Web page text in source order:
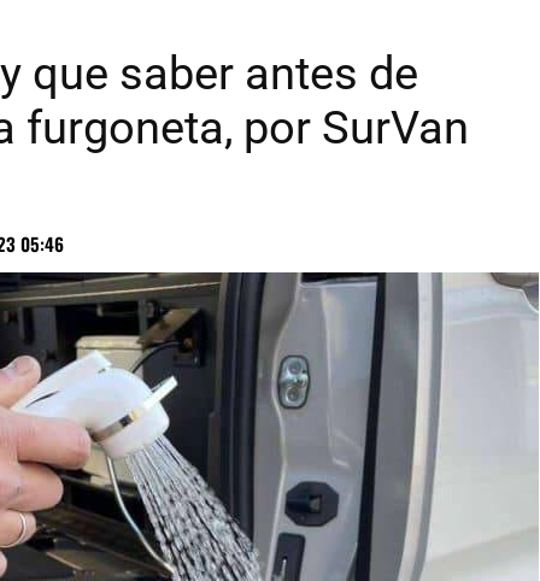
que saber antes de
furgoneta, por SurVan
05:46